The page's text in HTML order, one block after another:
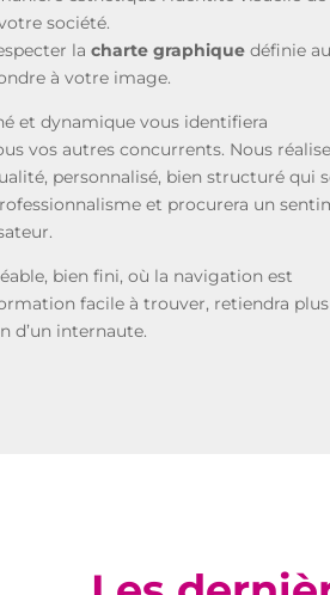
société.
la charte graphique définie au
à votre image.
et dynamique vous identifiera
vos autres concurrents. Nous
personnalisé, bien structuré qui
et procurera un
bien fini, où la navigation est
facile à trouver, retiendra plus
d’un internaute.